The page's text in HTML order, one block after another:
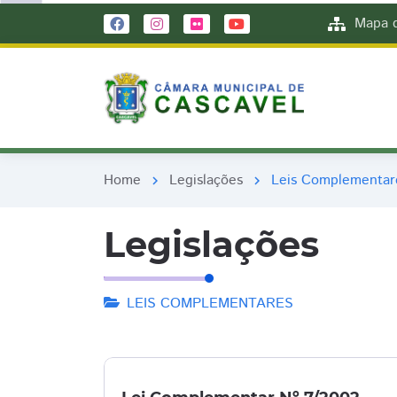
Mapa
Home chevron_right Legislações chevron_right Leis
Legislações
LEIS COMPLEMENTARES